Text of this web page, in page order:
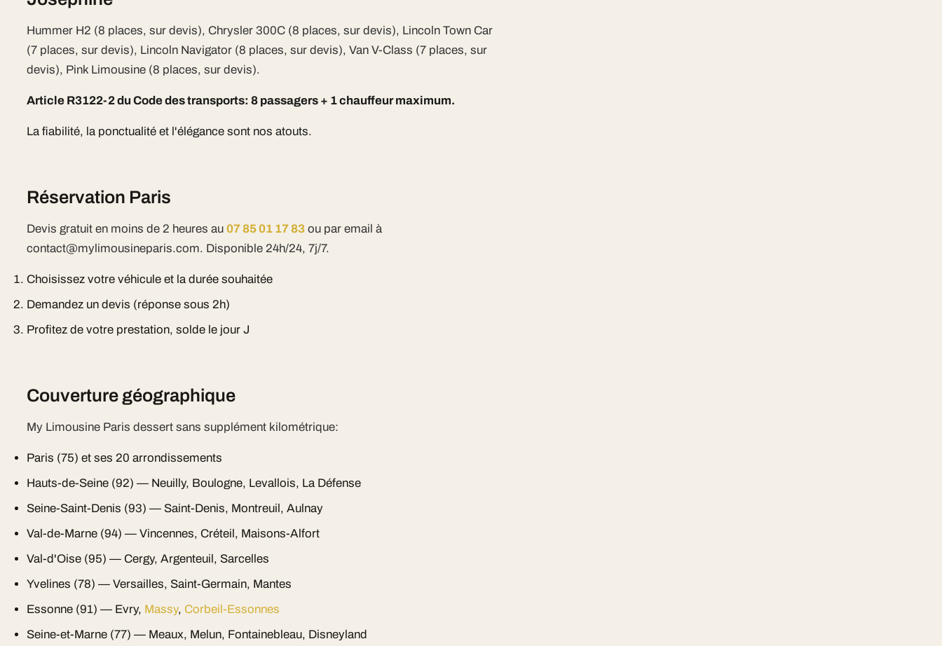
Hummer H2 (8 places, sur devis), Chrysler 300C (8 places, sur devis), Lincoln Town Car
(7 places, sur devis), Lincoln Navigator (8 places, sur devis), Van V-Class (7 places, sur
devis), Pink Limousine (8 places, sur devis).
Article R3122-2 du Code des transports: 8 passagers + 1 chauffeur maximum.
La fiabilité, la ponctualité et l'élégance sont nos atouts.
Réservation Paris
Devis gratuit en moins de 2 heures au07 85 01 17 83 ou par email à
contact@mylimousineparis.com. Disponible 24h/24, 7j/7.
Choisissez votre véhicule et la durée souhaitée
Demandez un devis (réponse sous 2h)
Profitez de votre prestation, solde le jour J
Couverture géographique
My Limousine Paris dessert sans supplément kilométrique:
Paris (75) et ses 20 arrondissements
Hauts-de-Seine (92) — Neuilly, Boulogne, Levallois, La Défense
Seine-Saint-Denis (93) — Saint-Denis, Montreuil, Aulnay
Val-de-Marne (94) — Vincennes, Créteil, Maisons-Alfort
Val-d'Oise (95) — Cergy, Argenteuil, Sarcelles
Yvelines (78) — Versailles, Saint-Germain, Mantes
Essonne (91) — Evry, Massy, Corbeil-Essonnes
Seine-et-Marne (77) — Meaux, Melun, Fontainebleau, Disneyland